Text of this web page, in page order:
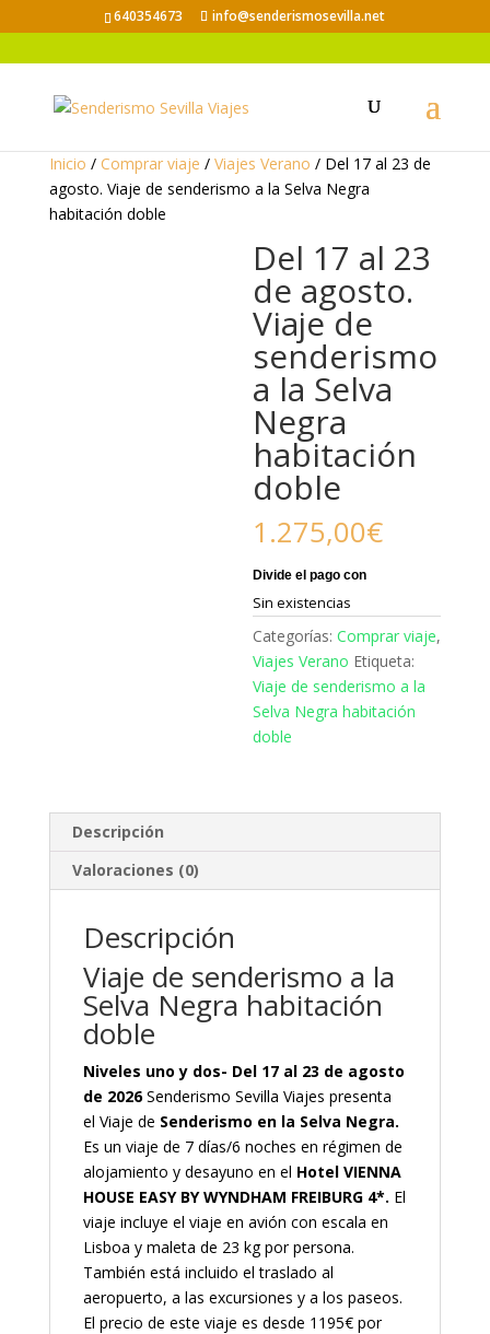
640354673 info@senderismosevilla.net
Inicio / Comprar viaje / Viajes Verano / Del 17 al 23 de
agosto. Viaje de senderismo a la Selva Negra
habitación doble
Del 17 al 23
de agosto.
Viaje de
senderismo
a la Selva
Negra
habitación
doble
1.275,00€
Sin existencias
Categorías:Comprar viaje,
Viajes Verano Etiqueta:
Viaje de senderismo a la
Selva Negra habitación
doble
Descripción
Valoraciones (0)
Descripción
Viaje de senderismo a la
Selva Negra habitación
doble
Niveles uno y dos- Del 17 al 23 de agosto
de 2026Senderismo Sevilla Viajes presenta
el Viaje de Senderismo en la Selva Negra.
Es un viaje de 7 días/6 noches en régimen de
alojamiento y desayuno en el Hotel VIENNA
HOUSE EASY BY WYNDHAM FREIBURG 4*. El
viaje incluye el viaje en avión con escala en
Lisboa y maleta de 23 kg por persona.
También está incluido el traslado al
aeropuerto, a las excursiones y a los paseos.
El precio de este viaje es desde 1195€ por